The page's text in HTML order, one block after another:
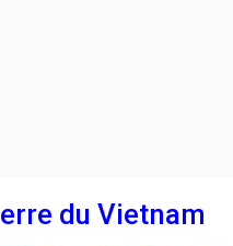
du Vietnam